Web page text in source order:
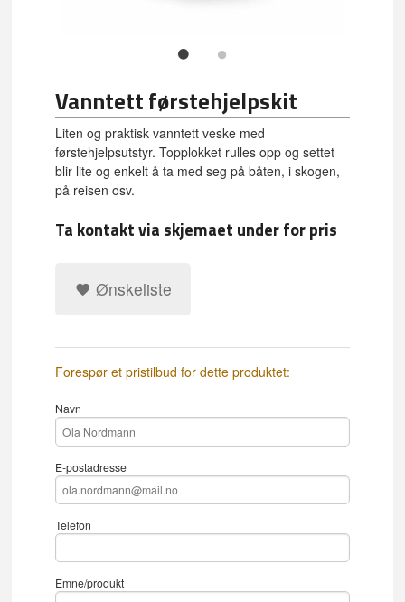
Vanntett førstehjelpskit
Liten og praktisk vanntett veske med
førstehjelpsutstyr. Topplokket rulles opp og settet
blir lite og enkelt å ta med seg på båten, i skogen,
på reisen osv.
Ta kontakt via skjemaet under for pris
Ønskeliste
Forespør et pristilbud for dette produktet:
Navn
E-postadresse
Telefon
Emne/produkt